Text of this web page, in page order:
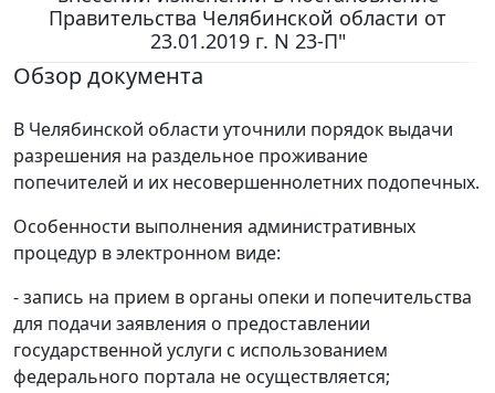
Правительства Челябинской области от
23.01.2019 г. N 23-П"
Обзор документа
В Челябинской области уточнили порядок выдачи
разрешения на раздельное проживание
попечителей и их несовершеннолетних подопечных.
Особенности выполнения административных
процедур в электронном виде:
- запись на прием в органы опеки и попечительства
для подачи заявления о предоставлении
государственной услуги с использованием
федерального портала не осуществляется;